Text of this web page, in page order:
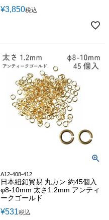
¥3,850税込
A12-408-412
日本紐釦貿易 丸カン 約45個入
φ8-10mm 太さ1.2mm アンティ
ークゴールド
¥531税込